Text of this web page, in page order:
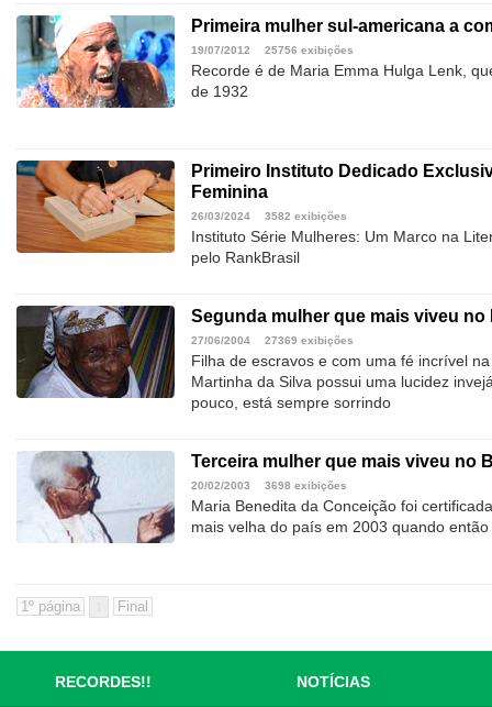
Primeira mulher sul-americana a
19/07/2012 25756 exibições
Recorde é de Maria Emma Hulga Lenk,
de 1932
Primeiro Instituto Dedicado
Feminina
26/03/2024 3582 exibições
Instituto Série Mulheres: Um Marco na
pelo RankBrasil
Segunda mulher que mais viveu no
27/06/2004 27369 exibições
Filha de escravos e com uma fé incrível
Martinha da Silva possui uma lucidez
pouco, está sempre sorrindo
Terceira mulher que mais viveu no
20/02/2003 3698 exibições
Maria Benedita da Conceição foi
mais velha do país em 2003 quando
RECORDES!! NOTÍCIAS